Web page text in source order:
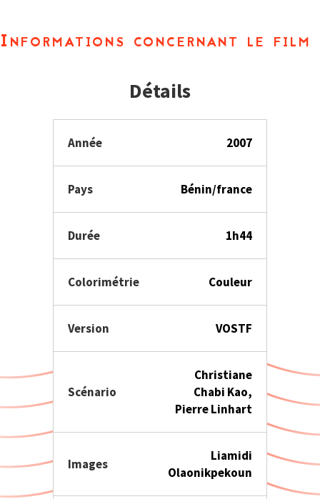
Informations concernant le film
Détails
Année 2007
Pays Bénin/france
Durée 1h44
Colorimétrie Couleur
Version VOSTF
Scénario
Christiane
Chabi Kao,
Pierre Linhart
Images
Liamidi
Olaonikpekoun